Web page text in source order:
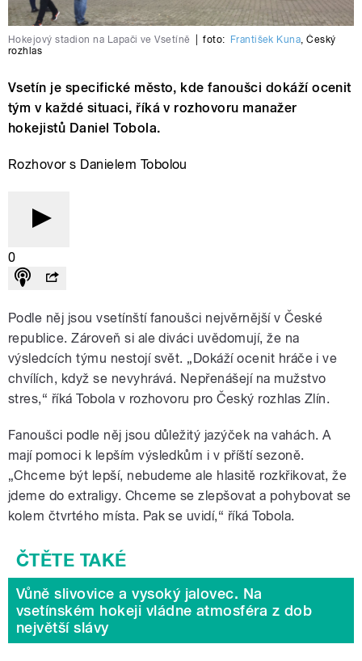
Hokejový stadion na Lapači ve Vsetíně foto: František Kuna,Český
rozhlas
Vsetín je specifické město, kde fanoušci dokáží ocenit
tým v každé situaci, říká v rozhovoru manažer
hokejistů Daniel Tobola.
Rozhovor s Danielem Tobolou
0
Podle něj jsou vsetínští fanoušci nejvěrnější v České
republice. Zároveň si ale diváci uvědomují, že na
výsledcích týmu nestojí svět. „Dokáží ocenit hráče i ve
chvílích, když se nevyhrává. Nepřenášejí na mužstvo
stres,“ říká Tobola v rozhovoru pro Český rozhlas Zlín.
Fanoušci podle něj jsou důležitý jazýček na vahách. A
mají pomoci k lepším výsledkům i v příští sezoně.
„Chceme být lepší, nebudeme ale hlasitě rozkřikovat, že
jdeme do extraligy. Chceme se zlepšovat a pohybovat se
kolem čtvrtého místa. Pak se uvidí,“ říká Tobola.
Vůně slivovice a vysoký jalovec. Na
vsetínském hokeji vládne atmosféra z dob
největší slávy